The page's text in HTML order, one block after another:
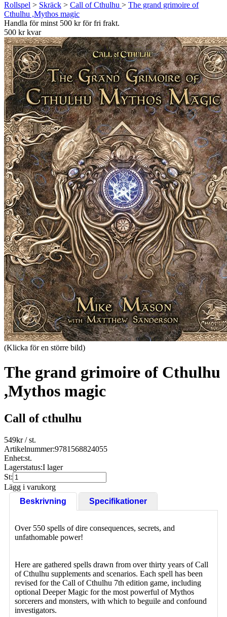
Rollspel > Skräck > Call of Cthulhu > The grand grimoire of
Cthulhu ,Mythos magic
Handla för minst 500 kr för fri frakt.
500 kr kvar
(Klicka för en större bild)
The grand grimoire of Cthulhu
,Mythos magic
Call of cthulhu
549kr/ st.
Artikelnummer:9781568824055
Enhet:st.
Lagerstatus:I lager
St:
Lägg i varukorg
Beskrivning
Specifikationer
Over 550 spells of dire consequences, secrets, and
unfathomable power!
Here are gathered spells drawn from over thirty years of Call
of Cthulhu supplements and scenarios. Each spell has been
revised for the Call of Cthulhu 7th edition game, including
optional Deeper Magic for the most powerful of Mythos
sorcerers and monsters, with which to beguile and confound
investigators.